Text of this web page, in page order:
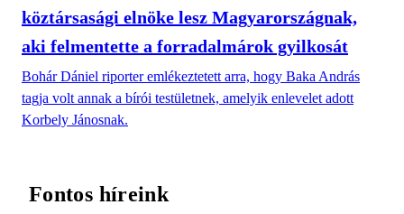
köztársasági elnöke lesz Magyarországnak,
aki felmentette a forradalmárok gyilkosát
Bohár Dániel riporter emlékeztetett arra, hogy Baka András
tagja volt annak a bírói testületnek, amelyik enlevelet adott
Korbely Jánosnak.
Fontos híreink